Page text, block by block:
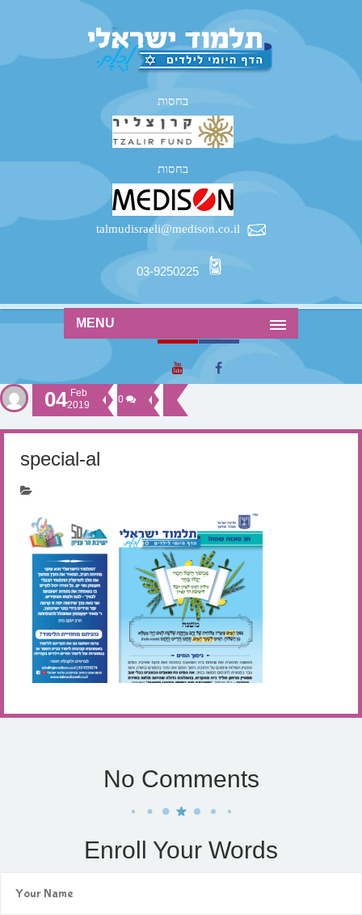
בחסות
בחסות
talmudisraeli@medison.co.il
03-9250225
MENU
04 Feb
2019
0
special-al
No Comments
Enroll Your Words